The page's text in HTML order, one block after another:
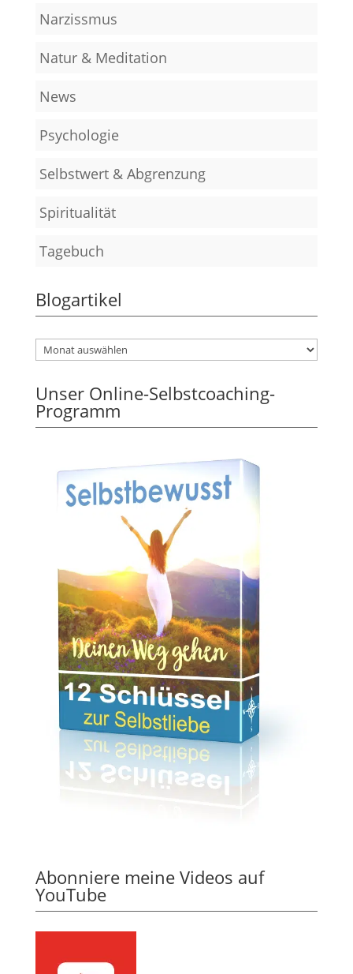
Narzissmus
Natur & Meditation
News
Psychologie
Selbstwert & Abgrenzung
Spiritualität
Tagebuch
Blogartikel
Unser Online-Selbstcoaching-
Programm
Abonniere meine Videos auf
YouTube